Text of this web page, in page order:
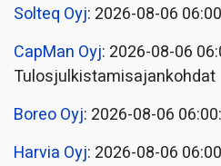
Solteq Oyj: 2026-08-06
CapMan Oyj: 2026-08-06
Tulosjulkistamisajankohdat
Boreo Oyj: 2026-08-06
Harvia Oyj: 2026-08-06